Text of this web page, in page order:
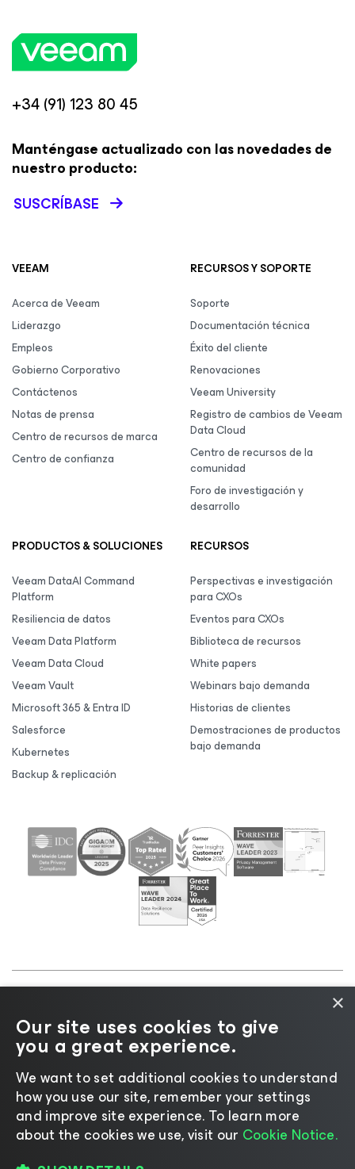
+34 (91) 123 80 45
Manténgase actualizado con las novedades de
nuestro producto:
SUSCRÍBASE
VEEAM
Acerca de Veeam
Liderazgo
Empleos
Gobierno Corporativo
Contáctenos
Notas de prensa
Centro de recursos de marca
Centro de confianza
RECURSOS Y SOPORTE
Soporte
Documentación técnica
Éxito del cliente
Renovaciones
Veeam University
Registro de cambios de Veeam
Data Cloud
Centro de recursos de la
comunidad
Foro de investigación y
desarrollo
PRODUCTOS & SOLUCIONES
Veeam DataAI Command
Platform
Resiliencia de datos
Veeam Data Platform
Veeam Data Cloud
Veeam Vault
Microsoft 365 & Entra ID
Salesforce
Kubernetes
Backup & replicación
RECURSOS
Perspectivas e investigación
para CXOs
Eventos para CXOs
Biblioteca de recursos
White papers
Webinars bajo demanda
Historias de clientes
Demostraciones de productos
bajo demanda
Aviso de cookies|Legal|Política de licencias
Recursos para proveedores
Cambiar idioma
×
Our site uses cookies to give
you a great experience.
We want to set additional cookies to understand
how you use our site, remember your settings
and improve site experience. ​To learn more
about the cookies we use, visit our Cookie Notice.